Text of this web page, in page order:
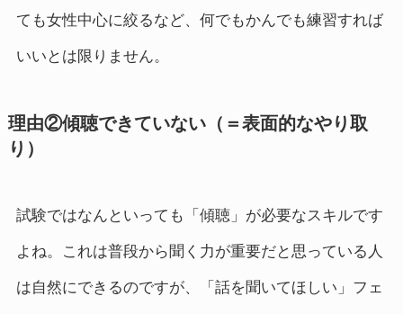
ても女性中心に絞るなど、何でもかんでも練習すれば
いいとは限りません。
理由②傾聴できていない（＝表面的なやり取
り）
試験ではなんといっても「傾聴」が必要なスキルです
よね。これは普段から聞く力が重要だと思っている人
は自然にできるのですが、「話を聞いてほしい」フェ